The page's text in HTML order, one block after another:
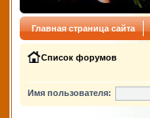
Главная страница сайта
Список форумов
Имя пользователя: